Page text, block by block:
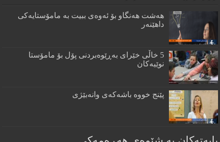
هەشت هەنگاو بۆ ئەوەی ببیت بە مامۆستایەکی
داهێنەر
5 خاڵی خێرای به‌ڕێوه‌بردنی پۆل بۆ مامۆستا
نوێیه‌كان
پێنج خووه‌ باشه‌كه‌ی وانه‌بێژی